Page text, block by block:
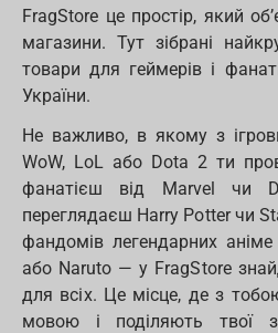
FragStore це простір, який
магазини. Тут зібрані
товари для геймерів і
України.
Не важливо, в якому з
WoW, LoL або Dota 2 ти
фанатієш від Marvel чи
переглядаєш Harry Potter чи
фандомів легендарних
або Naruto — у FragStore
для всіх. Це місце, де з
мовою і поділяють твої